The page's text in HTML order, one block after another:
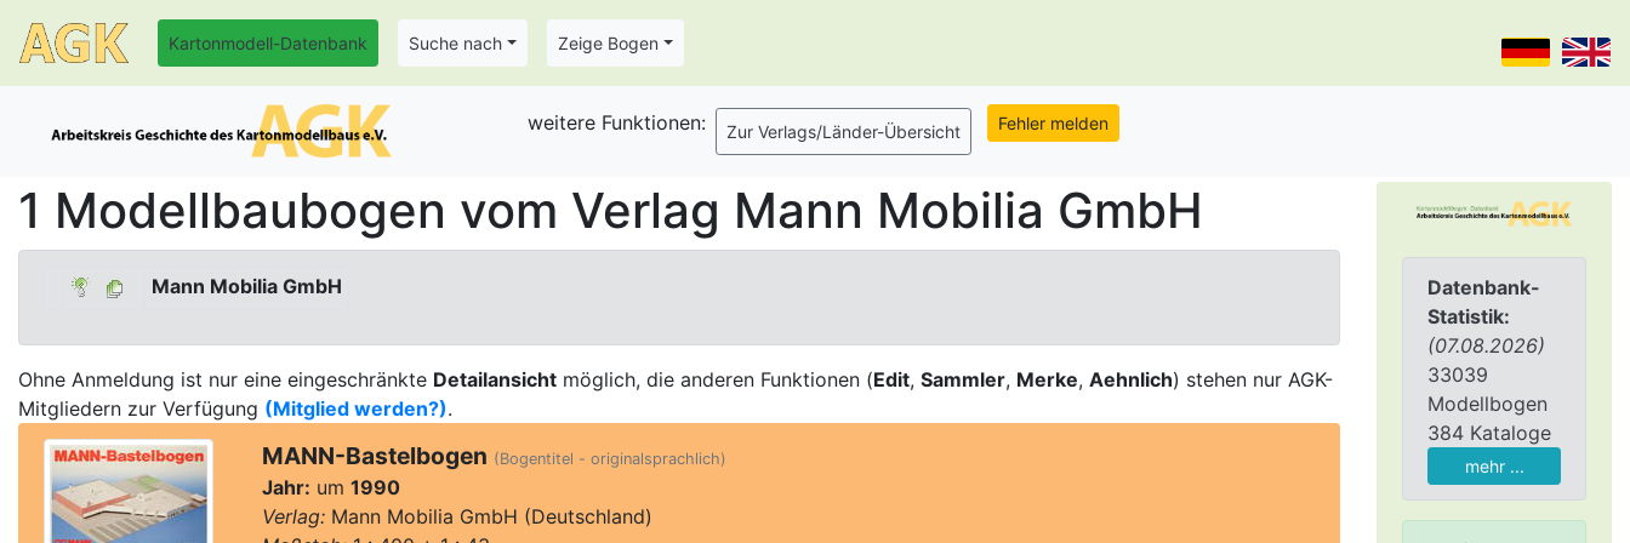
Kartonmodell-Datenbank Suche nach Zeige Bogen
Datenbank-
Statistik:
(07.08.2026)
33039
Modellbogen
384 Kataloge
mehr ...
weitere Funktionen:
1 Modellbaubogen vom Verlag Mann Mobilia GmbH
Mann Mobilia GmbH
Ohne Anmeldung ist nur eine eingeschränkte Detailansicht möglich, die anderen Funktionen (Edit, Sammler, Merke, Aehnlich) stehen nur AGK-
Mitgliedern zur Verfügung (Mitglied werden?).
MANN-Bastelbogen (Bogentitel - originalsprachlich)
Jahr: um 1990
Verlag:Mann Mobilia GmbH (Deutschland)